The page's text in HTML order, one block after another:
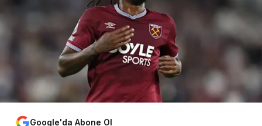
Google'da Abone Ol